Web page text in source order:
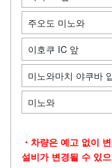
주오도 미노와
이호쿠 IC 앞
미노와마치 야쿠바
미노와
・차량은 예고 없이
설비가 변경될 수 있